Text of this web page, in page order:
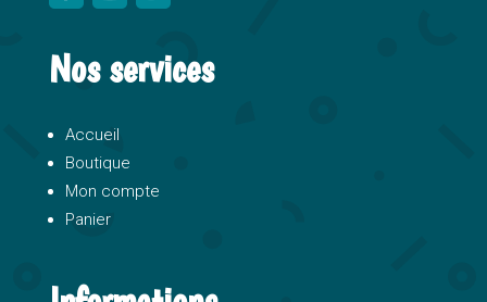
Nos services
Accueil
Boutique
Mon compte
Panier